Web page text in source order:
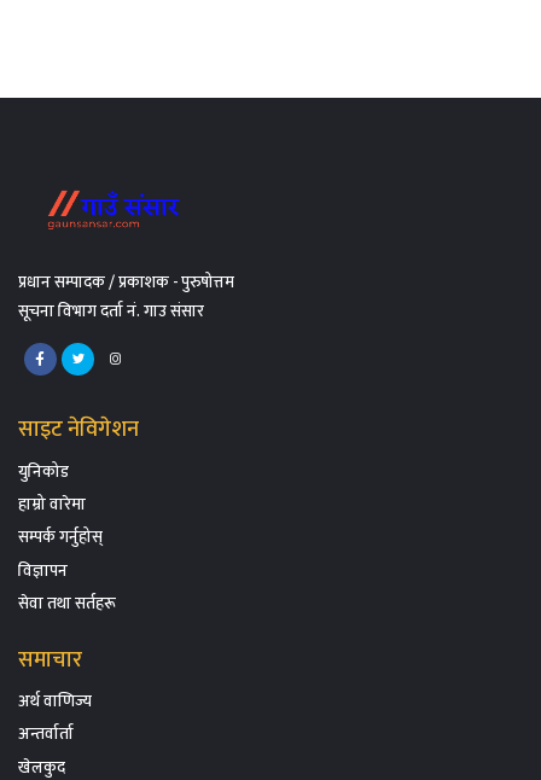
प्रधान सम्पादक / प्रकाशक - पुरुषोत्तम
सूचना विभाग दर्ता नं. गाउ संसार
साइट नेविगेशन
युनिकोड
हाम्रो वारेमा
सम्पर्क गर्नुहोस्
विज्ञापन
सेवा तथा सर्तहरू
समाचार
अर्थ वाणिज्य
अन्तर्वार्ता
खेलकुद